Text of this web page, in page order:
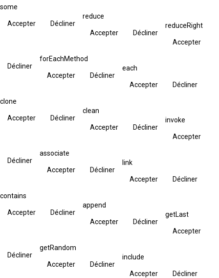
some
Accepter Décliner
reduce
Accepter Décliner
reduceRight
Accepter
Décliner
forEachMethod
Accepter Décliner
each
Accepter Décliner
clone
Accepter Décliner
clean
Accepter Décliner
invoke
Accepter
Décliner
associate
Accepter Décliner
link
Accepter Décliner
contains
Accepter Décliner
append
Accepter Décliner
getLast
Accepter
Décliner
getRandom
Accepter Décliner
include
Accepter Décliner